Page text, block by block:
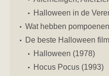
Halloween in de
Wat hebben
De beste Halloween
Halloween (1978)
Hocus Pocus (1993)